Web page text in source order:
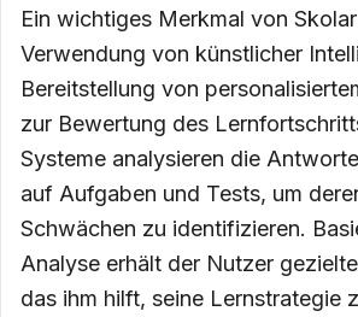
Ein wichtiges Merkmal von
Verwendung von künstlicher
Bereitstellung von
zur Bewertung des
Systeme analysieren die
auf Aufgaben und Tests, um
Schwächen zu identifizieren.
Analyse erhält der Nutzer
das ihm hilft, seine Lernstrategie